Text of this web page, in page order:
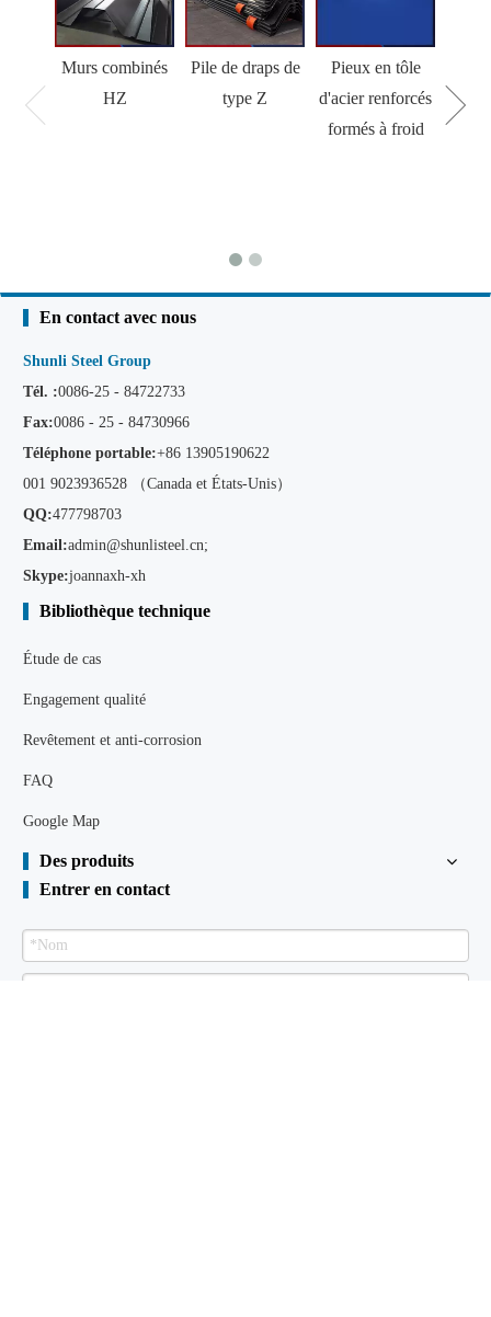
Murs combinés
HZ
Pile de draps de
type Z
Pieux en tôle
d'acier renforcés
formés à froid
En contact avec nous
Shunli Steel Group
Tél. :0086-25 - 84722733
Fax:0086 - 25 - 84730966
Téléphone portable:+86 13905190622
001 9023936528 （Canada et États-Unis）
QQ:477798703
Email:admin@shunlisteel.cn;
Skype:joannaxh-xh
Bibliothèque technique
Étude de cas
Engagement qualité
Revêtement et anti-corrosion
FAQ
Google Map
Des produits
Entrer en contact